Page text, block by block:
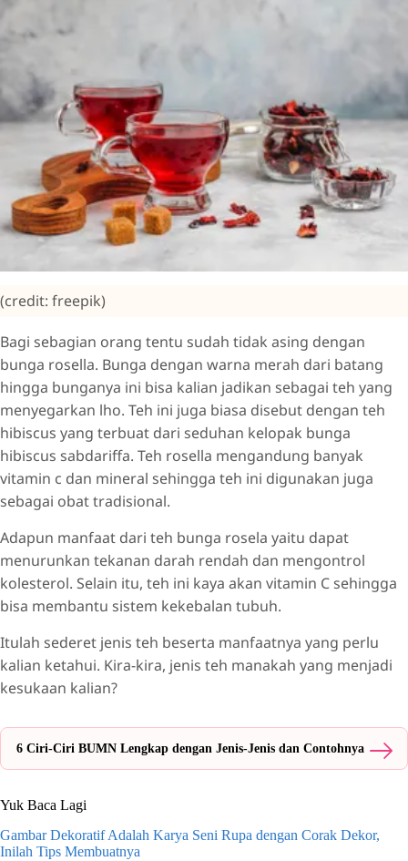
(credit: freepik)
Bagi sebagian orang tentu sudah tidak asing dengan
bunga rosella. Bunga dengan warna merah dari batang
hingga bunganya ini bisa kalian jadikan sebagai teh yang
menyegarkan lho. Teh ini juga biasa disebut dengan teh
hibiscus yang terbuat dari seduhan kelopak bunga
hibiscus sabdariffa. Teh rosella mengandung banyak
vitamin c dan mineral sehingga teh ini digunakan juga
sebagai obat tradisional.
Adapun manfaat dari teh bunga rosela yaitu dapat
menurunkan tekanan darah rendah dan mengontrol
kolesterol. Selain itu, teh ini kaya akan vitamin C sehingga
bisa membantu sistem kekebalan tubuh.
Itulah sederet jenis teh beserta manfaatnya yang perlu
kalian ketahui. Kira-kira, jenis teh manakah yang menjadi
kesukaan kalian?
6 Ciri-Ciri BUMN Lengkap dengan Jenis-Jenis dan Contohnya
Yuk Baca Lagi
Gambar Dekoratif Adalah Karya Seni Rupa dengan Corak Dekor,
Inilah Tips Membuatnya